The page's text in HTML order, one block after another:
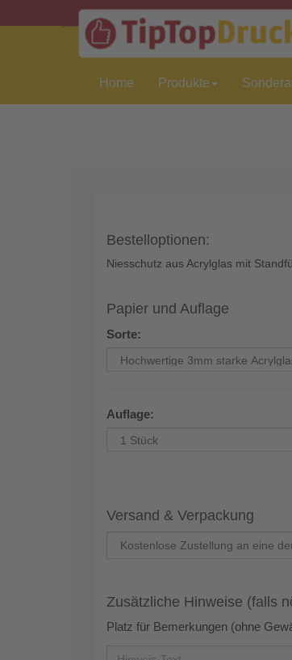
Home Produkte
Bestelloptionen:
Niesschutz aus Acrylglas mit
Papier und Auflage
Sorte:
Auflage:
Versand & Verpackung
Zusätzliche Hinweise (falls
Platz für Bemerkungen (ohne